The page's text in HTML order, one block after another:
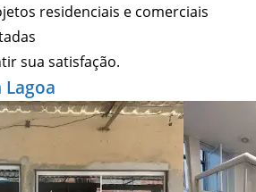
residenciais e comerciais
sua satisfação.